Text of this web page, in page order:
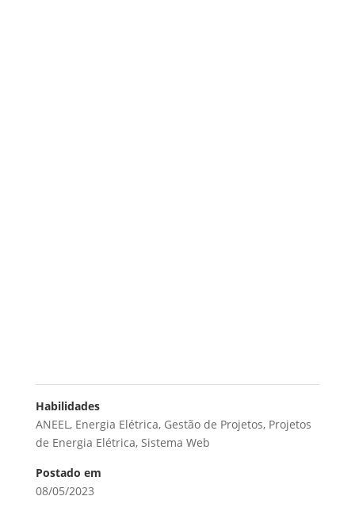
Habilidades
ANEEL, Energia Elétrica, Gestão de Projetos, Projetos
de Energia Elétrica, Sistema Web
Postado em
08/05/2023